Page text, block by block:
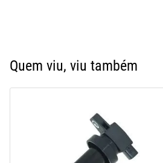
Quem viu, viu também